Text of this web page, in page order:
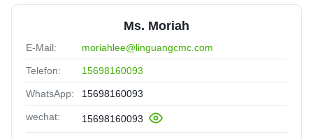
Ms. Moriah
E-Mail: moriahlee@linguangcmc.com
Telefon: 15698160093
WhatsApp: 15698160093
wechat: 15698160093